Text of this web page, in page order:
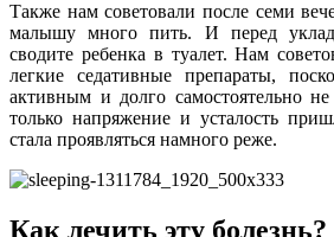
Также нам советовали после семи
малышу много пить. И перед
сводите ребенка в туалет. Нам
легкие седативные препараты,
активным и долго самостоятельно
только напряжение и усталость
стала проявляться намного реже.
Как лечить эту болезнь?